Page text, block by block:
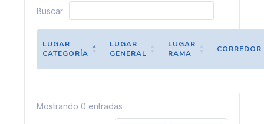
Buscar
LUGAR
CATEGORÍA
LUGAR
GENERAL
LUGAR
RAMA
CORREDOR
Mostrando 0 entradas